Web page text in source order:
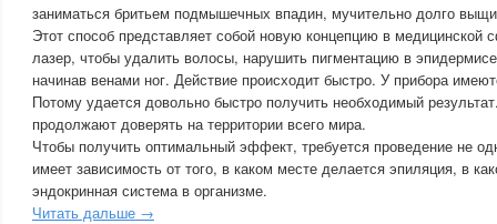
заниматься бритьем подмышечных впадин, мучительно долго
Этот способ представляет собой новую концепцию в медицинской
лазер, чтобы удалить волосы, нарушить пигментацию в
начинав венами ног. Действие происходит быстро. У прибора
Потому удается довольно быстро получить необходимый
продолжают доверять на территории всего мира.
Чтобы получить оптимальный эффект, требуется проведение не
имеет зависимость от того, в каком месте делается эпиляция, в
эндокринная система в организме.
Читать дальше →